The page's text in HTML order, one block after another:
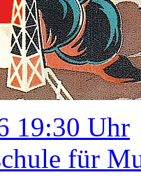
19:30 Uhr
für